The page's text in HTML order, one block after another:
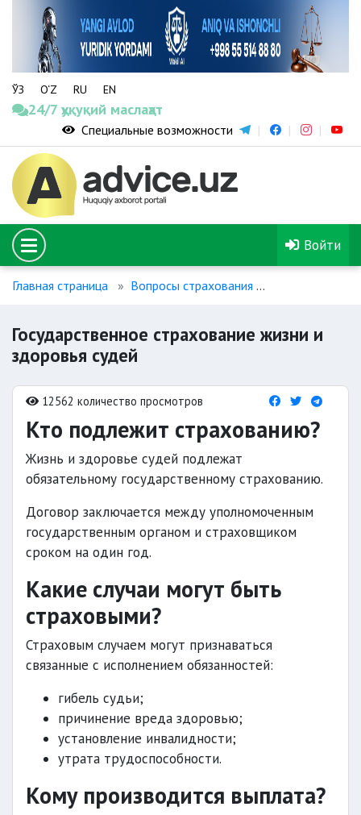
ЎЗ O‘Z RU EN
24/7 ҳуқуқий маслаҳат
Специальные возможности
Войти
Главная страница Вопросы страхования
Государственное страхование жизни и
здоровья судей
12562 количество просмотров
Кто подлежит страхованию?
Жизнь и здоровье судей подлежат
обязательному государственному страхованию.
Договор заключается между уполномоченным
государственным органом и страховщиком
сроком на один год.
Какие случаи могут быть
страховыми?
Страховым случаем могут признаваться
связанные с исполнением обязанностей:
гибель судьи;
причинение вреда здоровью;
установление инвалидности;
утрата трудоспособности.
Кому производится выплата?